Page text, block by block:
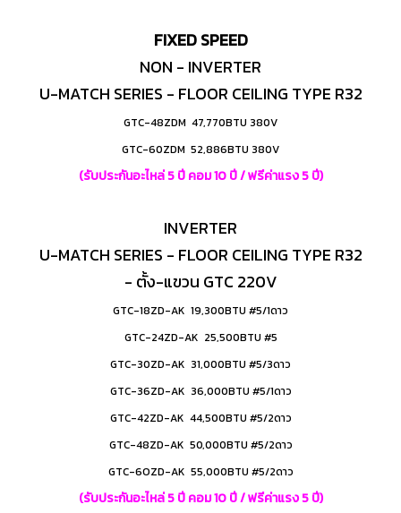
FIXED SPEED
NON - INVERTER
U-MATCH SERIES - FLOOR CEILING TYPE R32
GTC-48ZDM 47,770BTU 380V
GTC-60ZDM 52,886BTU 380V
(รับประกันอะไหล่ 5 ปี คอม 10 ปี / ฟรีค่าแรง 5 ปี)
INVERTER
U-MATCH SERIES - FLOOR CEILING TYPE R32
- ตั้ง-แขวน GTC 220V
GTC-18ZD-AK 19,300BTU #5/1ดาว
GTC-24ZD-AK 25,500BTU #5
GTC-30ZD-AK 31,000BTU #5/3ดาว
GTC-36ZD-AK 36,000BTU #5/1ดาว
GTC-42ZD-AK 44,500BTU #5/2ดาว
GTC-48ZD-AK 50,000BTU #5/2ดาว
GTC-6OZD-AK 55,000BTU #5/2ดาว
(รับประกันอะไหล่ 5 ปี คอม 10 ปี / ฟรีค่าแรง 5 ปี)